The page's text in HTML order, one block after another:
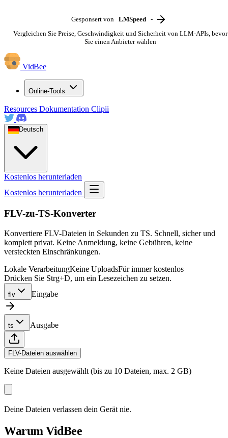
Gesponsert von LMSpeed -
Vergleichen Sie Preise, Geschwindigkeit und Sicherheit von LLM-APIs, bevor
Sie einen Anbieter wählen
VidBee
Online-Tools
Resources Dokumentation Clipii
Deutsch
Kostenlos herunterladen
Kostenlos herunterladen
FLV-zu-TS-Konverter
Konvertiere FLV-Dateien in Sekunden zu TS. Schnell, sicher und
komplett privat. Keine Anmeldung, keine Gebühren, keine
versteckten Einschränkungen.
Lokale VerarbeitungKeine UploadsFür immer kostenlos
Drücken Sie Strg+D, um ein Lesezeichen zu setzen.
flv Eingabe
ts Ausgabe
FLV-Dateien auswählen
Keine Dateien ausgewählt (bis zu 10 Dateien, max. 2 GB)
Deine Dateien verlassen dein Gerät nie.
Warum VidBee